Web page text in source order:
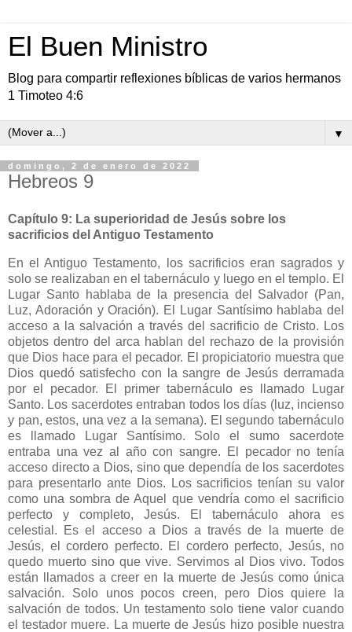
El Buen Ministro
Blog para compartir reflexiones bíblicas de varios hermanos
1 Timoteo 4:6
▼
domingo, 2 de enero de 2022
Hebreos 9
Capítulo 9: La superioridad de Jesús sobre los
sacrificios del Antiguo Testamento
En el Antiguo Testamento, los sacrificios eran sagrados y
solo se realizaban en el tabernáculo y luego en el templo. El
Lugar Santo hablaba de la presencia del Salvador (Pan,
Luz, Adoración y Oración). El Lugar Santísimo hablaba del
acceso a la salvación a través del sacrificio de Cristo. Los
objetos dentro del arca hablan del rechazo de la provisión
que Dios hace para el pecador. El propiciatorio muestra que
Dios quedó satisfecho con la sangre de Jesús derramada
por el pecador. El primer tabernáculo es llamado Lugar
Santo. Los sacerdotes entraban todos los días (luz, incienso
y pan, estos, una vez a la semana). El segundo tabernáculo
es llamado Lugar Santísimo. Solo el sumo sacerdote
entraba una vez al año con sangre. El pecador no tenía
acceso directo a Dios, sino que dependía de los sacerdotes
para presentarlo ante Dios. Los sacrificios tenían su valor
como una sombra de Aquel que vendría como el sacrificio
perfecto y completo, Jesús. El tabernáculo ahora es
celestial. Es el acceso a Dios a través de la muerte de
Jesús, el cordero perfecto. El cordero perfecto, Jesús, no
quedo muerto sino que vive. Servimos al Dios vivo. Todos
están llamados a creer en la muerte de Jesús como única
salvación. Solo unos pocos creen, pero Dios quiere la
salvación de todos. Un testamento solo tiene valor cuando
el testador muere. La muerte de Jesús hizo posible nuestra